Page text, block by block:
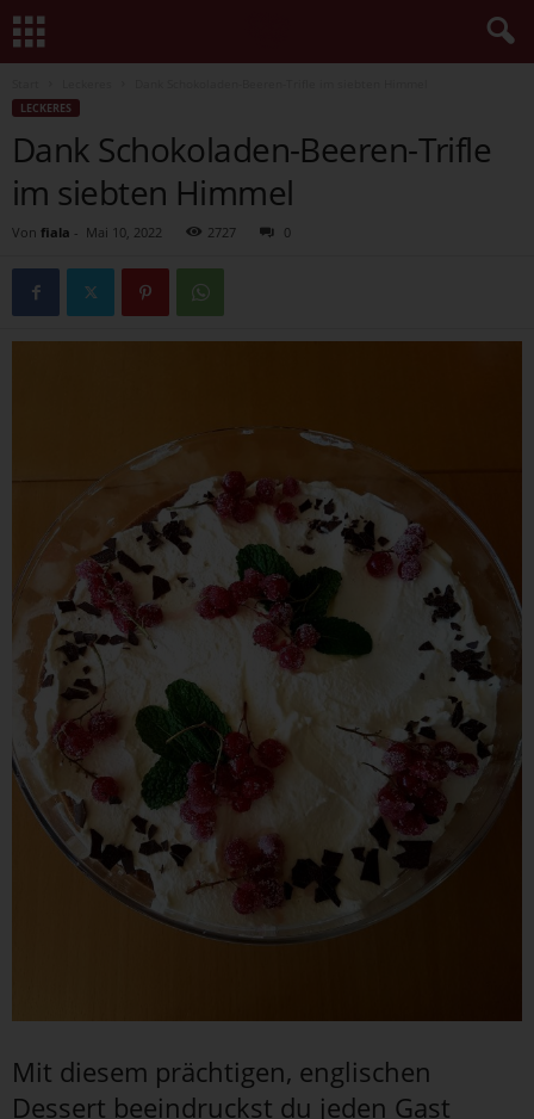
LECKERES
Dank Schokoladen-Beeren-Trifle
im siebten Himmel
Von fiala - Mai 10, 2022 2727 0
Mit diesem prächtigen, englischen
Dessert beeindruckst du jeden Gast